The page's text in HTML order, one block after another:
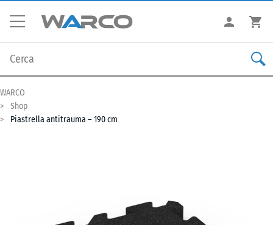
WARCO
Shop
Piastrella antitrauma – 190 cm